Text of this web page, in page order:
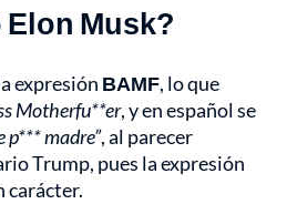
Musk?
expresión BAMF, lo que
Motherfu**er, y en español se
p*** madre”, al parecer
Trump, pues la expresión
carácter.